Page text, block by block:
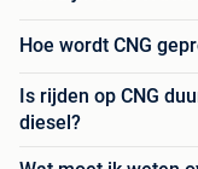
Hoe wordt CNG
Is rijden op CNG
diesel?